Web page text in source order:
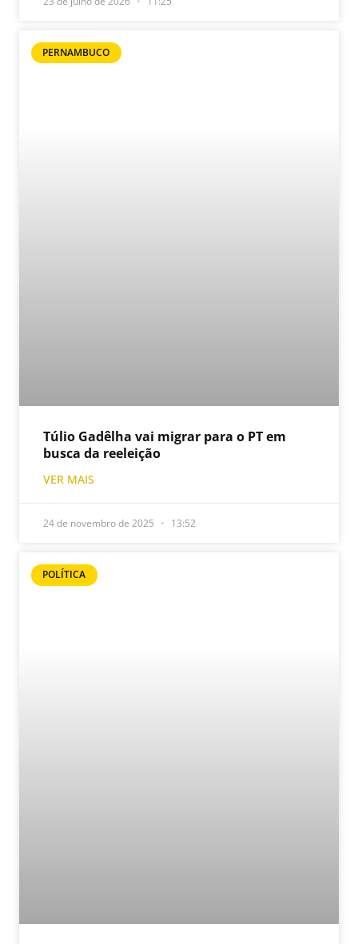
PERNAMBUCO
Túlio Gadêlha vai migrar para o PT em
busca da reeleição
VER MAIS
24 de novembro de 2025 13:52
POLÍTICA